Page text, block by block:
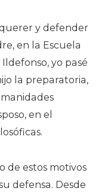
y defender
en la Escuela
yo pasé
la preparatoria,
en el
de estos motivos
defensa. Desde